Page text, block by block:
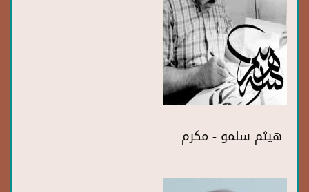
هيثم سلمو - مكرم